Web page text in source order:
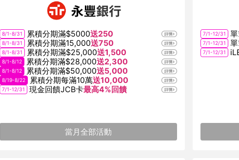
8/1-8/31 累積分期滿$5000送250
8/1-8/31 累積分期滿15,000送750
8/1-8/31 累積分期滿$25,000送1,500
8/1-8/12 累積分期滿$28,000送2,300
8/1-8/12 累積分期滿$50,000送5,000
8/19-8/22 累積分期每滿10萬送10,000
7/1-12/31 現金回饋JCB卡最高4%回饋
當月全部活動
7/1-12/31
7/1-12/31
7/1-12/31